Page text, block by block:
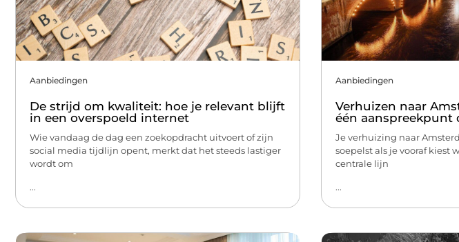
Aanbiedingen
De strijd om kwaliteit: hoe je relevant blijft
in een overspoeld internet
Wie vandaag de dag een zoekopdracht uitvoert of zijn
social media tijdlijn opent, merkt dat het steeds lastiger
wordt om
...
Aanbiedingen
Verhuizen naar
één aanspreekpunt
Je verhuizing naar
soepelst als je vooraf kiest
centrale lijn
...